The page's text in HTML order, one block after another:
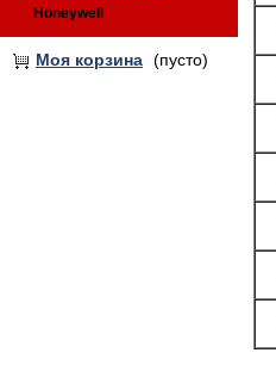
Honeywell
Моя корзина (пусто)